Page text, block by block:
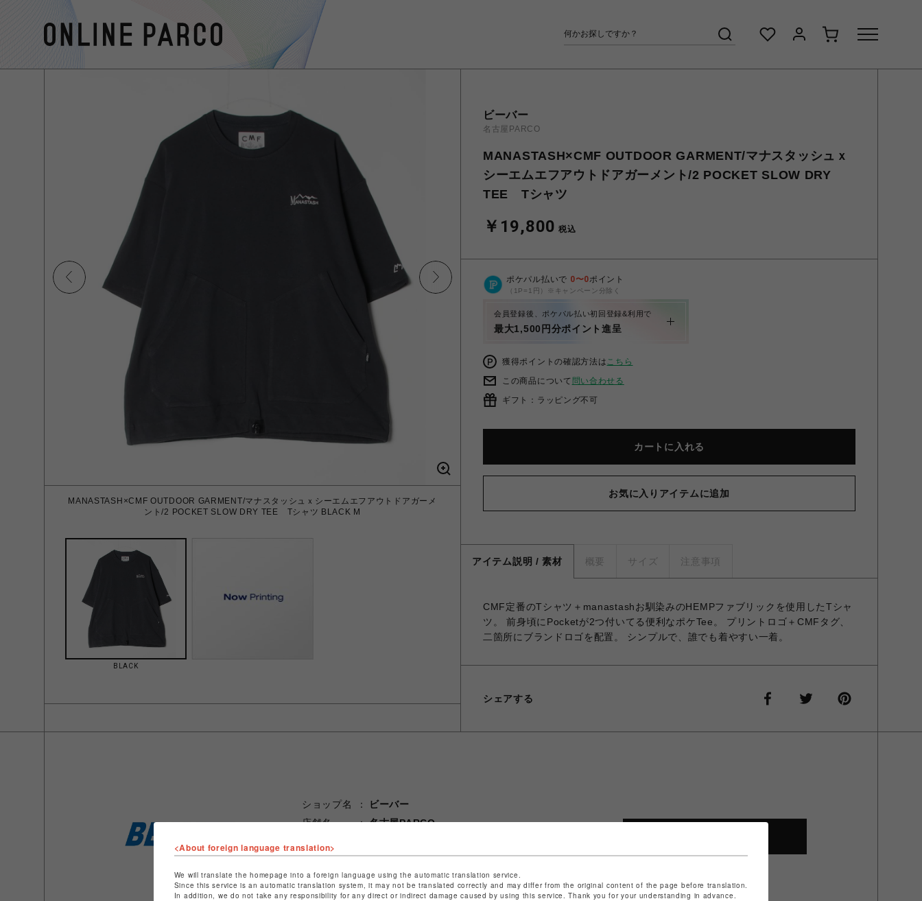
MANASTASH×CMF OUTDOOR GARMENT/マナスタッシュｘシーエムエフアウトドアガーメ
ント/2 POCKET SLOW DRY TEE Tシャツ BLACK M
BLACK
ビーバー
名古屋PARCO
MANASTASH×CMF OUTDOOR GARMENT/マナスタッシュｘ
シーエムエフアウトドアガーメント/2 POCKET SLOW DRY
TEE Tシャツ
￥19,800 税込
ポケパル払いで 0〜0ポイント
（1P=1円）※キャンペーン分除く
会員登録後、ポケパル払い初回登録&利用で
最大1,500円分ポイント進呈
獲得ポイントの確認方法はこちら
この商品について 問い合わせる
ギフト：ラッピング不可
カートに入れる
お気に入りアイテムに追加
アイテム説明 / 素材 概要 サイズ 注意事項
CMF定番のTシャツ＋manastashお馴染みのHEMPファブリックを使用したTシャ
ツ。 前身頃にPocketが2つ付いてる便利なポケTee。 プリントロゴ＋CMFタグ、
二箇所にブランドロゴを配置。 シンプルで、誰でも着やすい一着。
シェアする
ショップ名
ビーバー
店舗名
名古屋PARCO
特定商取引法など法令に基づく表記は
<About foreign language translation>
We will translate the homepage into a foreign language using the automatic translation service.
Since this service is an automatic translation system, it may not be translated correctly and may differ from the original content of the page before translation.
In addition, we do not take any responsibility for any direct or indirect damage caused by using this service. Thank you for your understanding in advance.